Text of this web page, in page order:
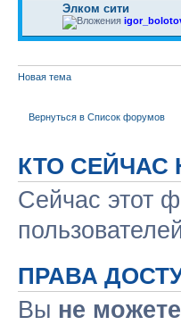
Элком сити
Новая тема
Вернуться в Список форумов
КТО СЕЙЧАС
Сейчас этот
ПРАВА
Вы не можете